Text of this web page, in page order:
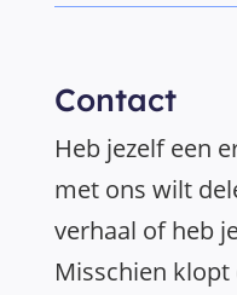
Contact
Heb jezelf een
met ons wilt
verhaal of heb
Misschien